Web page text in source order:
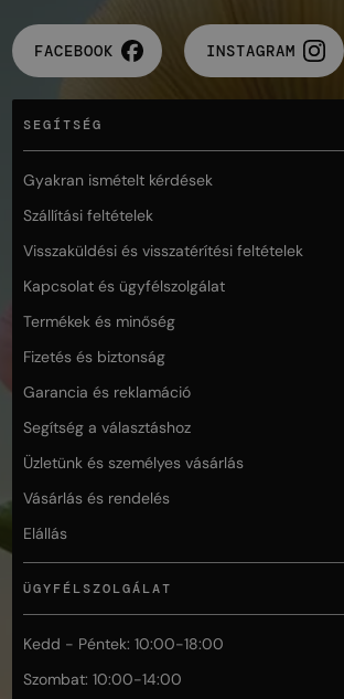
FACEBOOK INSTAGRAM
SEGÍTSÉG
Gyakran ismételt kérdések
Szállítási feltételek
Visszaküldési és visszatérítési feltételek
Kapcsolat és ügyfélszolgálat
Termékek és minőség
Fizetés és biztonság
Garancia és reklamáció
Segítség a választáshoz
Üzletünk és személyes vásárlás
Vásárlás és rendelés
Elállás
ÜGYFÉLSZOLGÁLAT
Kedd - Péntek: 10:00-18:00
Szombat: 10:00-14:00